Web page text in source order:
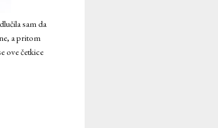
sam da
a pritom
ove četkice